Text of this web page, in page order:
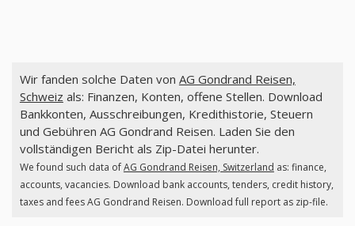
Wir fanden solche Daten von AG Gondrand Reisen,
Schweiz als: Finanzen, Konten, offene Stellen. Download
Bankkonten, Ausschreibungen, Kredithistorie, Steuern
und Gebühren AG Gondrand Reisen. Laden Sie den
vollständigen Bericht als Zip-Datei herunter.
We found such data ofAG Gondrand Reisen, Switzerland as: finance,
accounts, vacancies. Download bank accounts, tenders, credit history,
taxes and fees AG Gondrand Reisen. Download full report as zip-file.